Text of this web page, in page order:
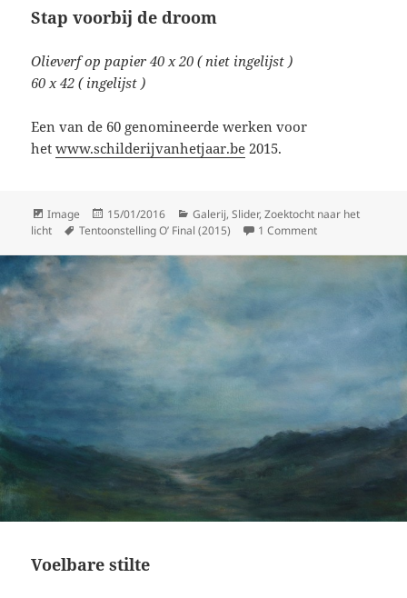
Stap voorbij de droom
Olieverf op papier 40 x 20 ( niet ingelijst )
60 x 42 ( ingelijst )
Een van de 60 genomineerde werken voor
hetwww.schilderijvanhetjaar.be 2015.
Format
Image
Posted
on
15/01/2016 Categories
Galerij,Slider,Zoektocht naar het
licht
Tags
Tentoonstelling O’ Final (2015) 1 Commenton Stap voorbij
Voelbare stilte